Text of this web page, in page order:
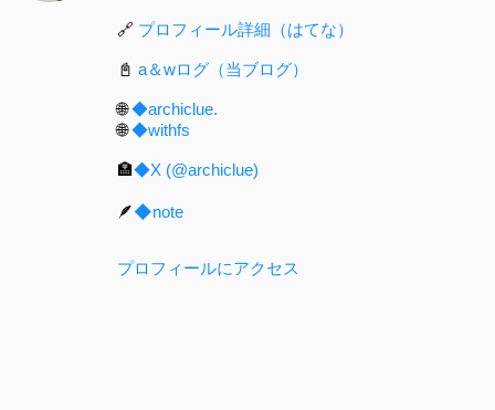
🔗 プロフィール詳細（はてな）
📓 a＆wログ（当ブログ）
🌐◆archiclue.
🌐◆withfs
🏣◆X (@archiclue)
🪶◆note
プロフィールにアクセス